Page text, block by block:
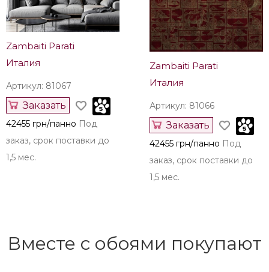
Zambaiti Parati
Италия
Артикул: 81067
Заказать
42455 грн/панно Под
заказ, срок поставки до
1,5 мес.
Zambaiti Parati
Италия
Артикул: 81066
Заказать
42455 грн/панно Под
заказ, срок поставки до
1,5 мес.
Вместе с обоями покупают